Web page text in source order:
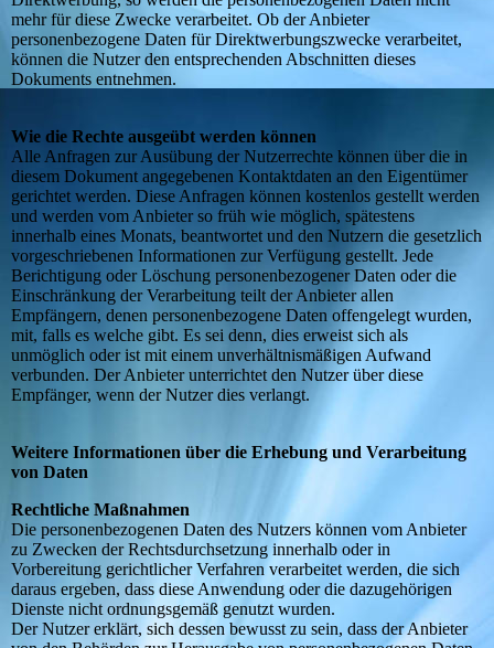
mehr für diese Zwecke verarbeitet. Ob der Anbieter
personenbezogene Daten für Direktwerbungszwecke verarbeitet,
können die Nutzer den entsprechenden Abschnitten dieses
Dokuments entnehmen.
Wie die Rechte ausgeübt werden können
Alle Anfragen zur Ausübung der Nutzerrechte können über die in
diesem Dokument angegebenen Kontaktdaten an den Eigentümer
gerichtet werden. Diese Anfragen können kostenlos gestellt werden
und werden vom Anbieter so früh wie möglich, spätestens
innerhalb eines Monats, beantwortet und den Nutzern die gesetzlich
vorgeschriebenen Informationen zur Verfügung gestellt. Jede
Berichtigung oder Löschung personenbezogener Daten oder die
Einschränkung der Verarbeitung teilt der Anbieter allen
Empfängern, denen personenbezogene Daten offengelegt wurden,
mit, falls es welche gibt. Es sei denn, dies erweist sich als
unmöglich oder ist mit einem unverhältnismäßigen Aufwand
verbunden. Der Anbieter unterrichtet den Nutzer über diese
Empfänger, wenn der Nutzer dies verlangt.
Weitere Informationen über die Erhebung und Verarbeitung
von Daten
Rechtliche Maßnahmen
Die personenbezogenen Daten des Nutzers können vom Anbieter
zu Zwecken der Rechtsdurchsetzung innerhalb oder in
Vorbereitung gerichtlicher Verfahren verarbeitet werden, die sich
daraus ergeben, dass diese Anwendung oder die dazugehörigen
Dienste nicht ordnungsgemäß genutzt wurden.
Der Nutzer erklärt, sich dessen bewusst zu sein, dass der Anbieter